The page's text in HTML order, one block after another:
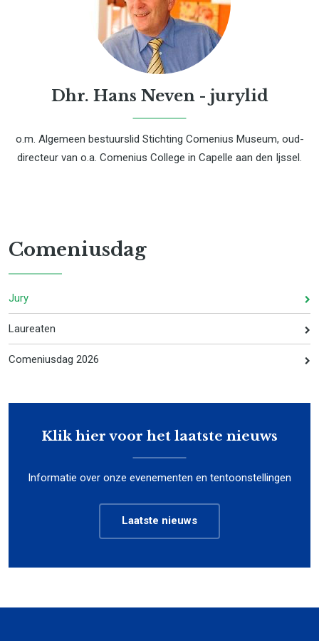
Dhr. Hans Neven - jurylid
o.m. Algemeen bestuurslid Stichting Comenius Museum, oud-
directeur van o.a. Comenius College in Capelle aan den Ijssel.
Comeniusdag
Jury
Laureaten
Comeniusdag 2026
Klik hier voor het laatste nieuws
Informatie over onze evenementen en tentoonstellingen
Laatste nieuws